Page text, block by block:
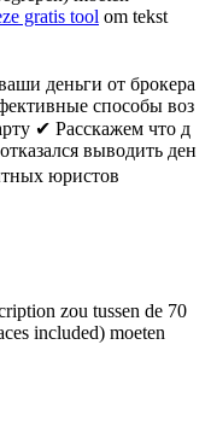
gratis tool om tekst
деньги от брокера
способы воз
✔ Расскажем что д
выводить ден
юристов
zou tussen de 70
included) moeten